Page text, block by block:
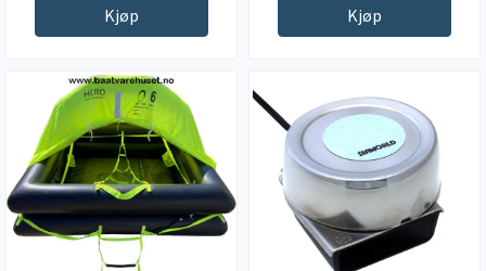
Kjøp Kjøp